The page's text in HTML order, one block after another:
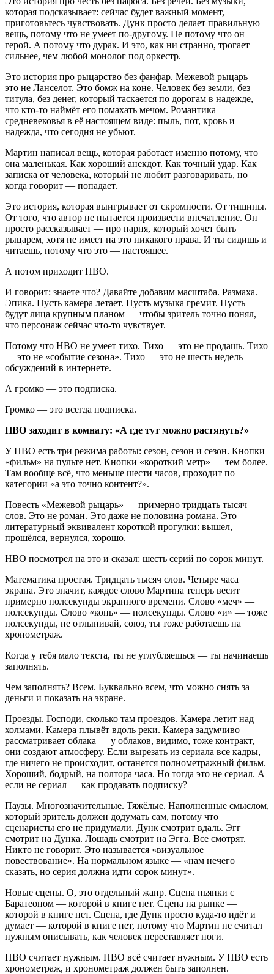
которая подсказывает: сейчас будет важный момент,
приготовьтесь чувствовать. Дунк просто делает правильную
вещь, потому что не умеет по-другому. Не потому что он
герой. А потому что дурак. И это, как ни странно, трогает
сильнее, чем любой монолог под оркестр.
Это история про рыцарство без фанфар. Межевой рыцарь —
это не Ланселот. Это бомж на коне. Человек без земли, без
титула, без денег, который таскается по дорогам в надежде,
что кто-то наймёт его помахать мечом. Романтика
средневековья в её настоящем виде: пыль, пот, кровь и
надежда, что сегодня не убьют.
Мартин написал вещь, которая работает именно потому, что
она маленькая. Как хороший анекдот. Как точный удар. Как
записка от человека, который не любит разговаривать, но
когда говорит — попадает.
Это история, которая выигрывает от скромности. От тишины.
От того, что автор не пытается произвести впечатление. Он
просто рассказывает — про парня, который хочет быть
рыцарем, хотя не имеет на это никакого права. И ты сидишь и
читаешь, потому что это — настоящее.
А потом приходит HBO.
И говорит: знаете что? Давайте добавим масштаба. Размаха.
Эпика. Пусть камера летает. Пусть музыка гремит. Пусть
будут лица крупным планом — чтобы зритель точно понял,
что персонаж сейчас что-то чувствует.
Потому что HBO не умеет тихо. Тихо — это не продашь. Тихо
— это не «событие сезона». Тихо — это не шесть недель
обсуждений в интернете.
А громко — это подписка.
Громко — это всегда подписка.
HBO заходит в комнату: «А где тут можно растянуть?»
У HBO есть три режима работы: сезон, сезон и сезон. Кнопки
«фильм» на пульте нет. Кнопки «короткий метр» — тем более.
Там вообще всё, что меньше шести часов, проходит по
категории «а это точно контент?».
Повесть «Межевой рыцарь» — примерно тридцать тысяч
слов. Это не роман. Это даже не половина романа. Это
литературный эквивалент короткой прогулки: вышел,
прошёлся, вернулся, хорошо.
HBO посмотрел на это и сказал: шесть серий по сорок минут.
Математика простая. Тридцать тысяч слов. Четыре часа
экрана. Это значит, каждое слово Мартина теперь весит
примерно полсекунды экранного времени. Слово «меч» —
полсекунды. Слово «конь» — полсекунды. Слово «и» — тоже
полсекунды, не отлынивай, союз, ты тоже работаешь на
хронометраж.
Когда у тебя мало текста, ты не углубляешься — ты начинаешь
заполнять.
Чем заполнять? Всем. Буквально всем, что можно снять за
деньги и показать на экране.
Проезды. Господи, сколько там проездов. Камера летит над
холмами. Камера плывёт вдоль реки. Камера задумчиво
рассматривает облака — у облаков, видимо, тоже контракт,
они создают атмосферу. Если вырезать из сериала все кадры,
где ничего не происходит, останется полнометражный фильм.
Хороший, бодрый, на полтора часа. Но тогда это не сериал. А
если не сериал — как продавать подписку?
Паузы. Многозначительные. Тяжёлые. Наполненные смыслом,
который зритель должен додумать сам, потому что
сценаристы его не придумали. Дунк смотрит вдаль. Эгг
смотрит на Дунка. Лошадь смотрит на Эгга. Все смотрят.
Никто не говорит. Это называется «визуальное
повествование». На нормальном языке — «нам нечего
сказать, но серия должна идти сорок минут».
Новые сцены. О, это отдельный жанр. Сцена пьянки с
Баратеоном — которой в книге нет. Сцена на рынке —
которой в книге нет. Сцена, где Дунк просто куда-то идёт и
думает — которой в книге нет, потому что Мартин не считал
нужным описывать, как человек переставляет ноги.
HBO считает нужным. HBO всё считает нужным. У HBO есть
хронометраж, и хронометраж должен быть заполнен.